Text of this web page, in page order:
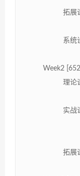
拓展
系统
Week2
理论
实战
拓展